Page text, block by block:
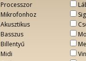
Processzor
Mikrofonhoz
Akusztikus
Basszus
Billentyű
Midi